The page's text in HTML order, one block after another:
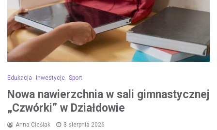
Edukacja Inwestycje Sport
Nowa nawierzchnia w sali gimnastycznej
„Czwórki” w Działdowie
Anna Cieślak 3 sierpnia 2026